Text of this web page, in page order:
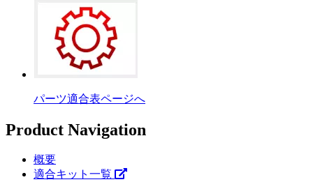
パーツ適合表ページへ
Product Navigation
概要
適合キット一覧